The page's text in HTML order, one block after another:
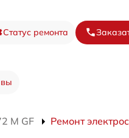
Статус ремонта
M GF Ремонт